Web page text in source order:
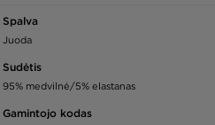
Spalva
Juoda
Sudėtis
95% medvilnė/5% elastanas
Gamintojo kodas